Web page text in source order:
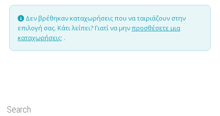
Δεν βρέθηκαν καταχωρήσεις που να ταιριάζουν στην
επιλογή σας. Κάτι λείπει? Γιατί να μηνπροσθέσετε μια
καταχωρήσεις; .
Search